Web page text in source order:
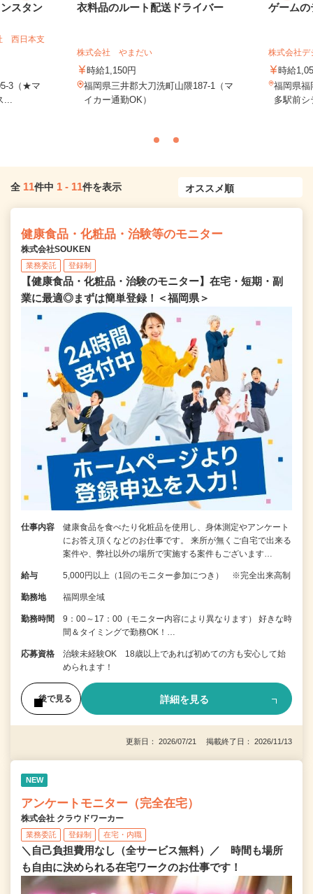
スタン
西日本支
3（★マ
衣料品のルート配送ドライバー
株式会社 やまだい
時給1,150円
福岡県三井郡大刀洗町山隈187-1（マ
イカー通勤OK）
ゲームの
株式会社
時給
福岡県福
多駅前
全 11件中 1 - 11件を表示
健康食品・化粧品・治験等のモニター
株式会社SOUKEN
業務委託 登録制
【健康食品・化粧品・治験のモニター】在宅・短期・副
業に最適◎まずは簡単登録！＜福岡県＞
仕事内容
健康食品を食べたり化粧品を使用し、身体測定やアンケート
にお答え頂くなどのお仕事です。 来所が無くご自宅で出来る
案件や、弊社以外の場所で実施する案件もございます…
給与 5,000円以上（1回のモニター参加につき） ※完全出来高制
勤務地 福岡県全域
勤務時間
9：00～17：00（モニター内容により異なります） 好きな時
間＆タイミングで勤務OK！…
応募資格
治験未経験OK 18歳以上であれば初めての方も安心して始
められます！
後で見る 詳細を見る
更新日： 2026/07/21 掲載終了日： 2026/11/13
NEW
アンケートモニター（完全在宅）
株式会社 クラウドワーカー
業務委託 登録制 在宅・内職
＼自己負担費用なし（全サービス無料）／ 時間も場所
も自由に決められる在宅ワークのお仕事です！